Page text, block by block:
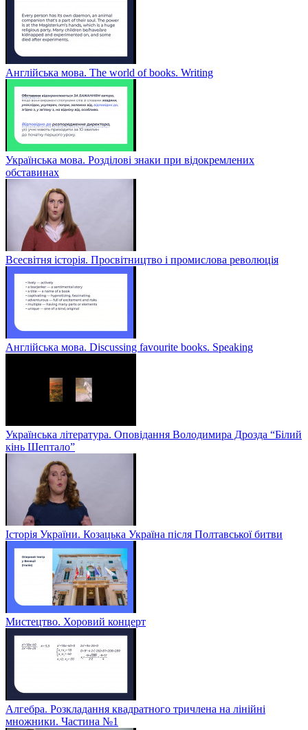
Англійська мова. The world of books. Writing
Українська мова. Розділові знаки при відокремлених
обставинах
Всесвітня історія. Просвітництво і промислова революція
Англійська мова. Discussing favourite books. Speaking
Українська література. Оповідання Володимира Дрозда “Білий
кінь Шептало”
Історія України. Козацька Україна після Полтавської битви
Мистецтво. Хоровий концерт
Алгебра. Розкладання квадратного тричлена на лінійні
множники. Частина №1